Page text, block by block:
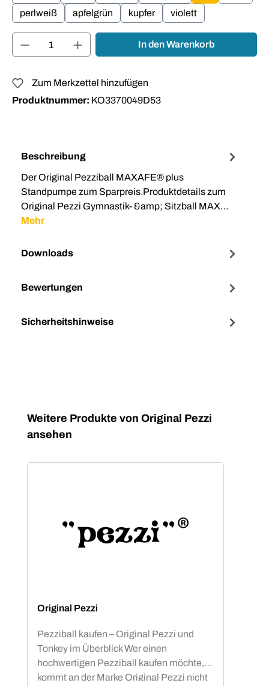
perlweiß
apfelgrün kupfer violett
Produkt Anzahl: Gib den gewünschten
In den Warenkorb
Zum Merkzettel hinzufügen
Produktnummer: KO3370049D53
Beschreibung
Der Original Pezziball MAXAFE® plus
Standpumpe zum Sparpreis.Produktdetails zum
Original Pezzi Gymnastik- &amp; Sitzball MAX…
Mehr
Downloads
Bewertungen
Sicherheitshinweise
Produktgalerie überspringen
Weitere Produkte von Original Pezzi
ansehen
Original Pezzi
Pezziball kaufen – Original Pezzi und
Tonkey im Überblick Wer einen
hochwertigen Pezziball kaufen möchte,
kommt an der Marke Original Pezzi nicht